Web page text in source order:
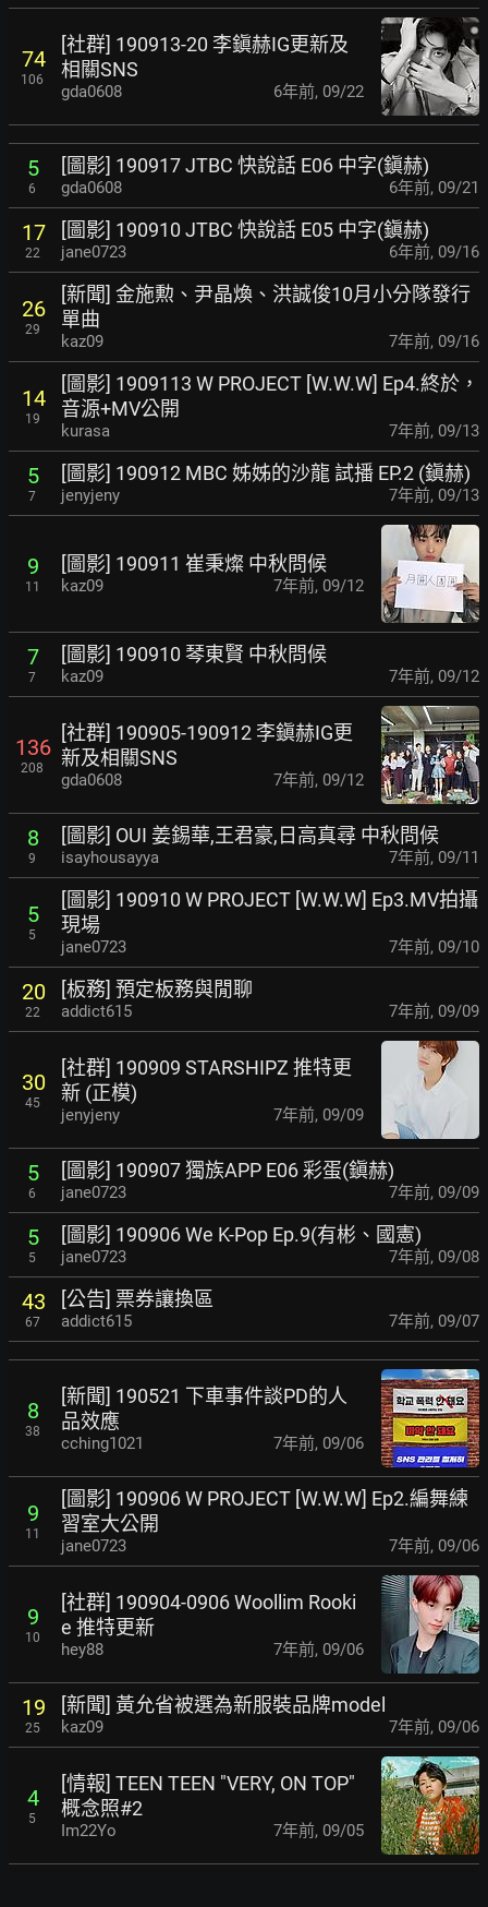
74
106
[社群] 190913-20 李鎭赫IG更新及
相關SNS
gda0608 6年前, 09/22
5
6
[圖影] 190917 JTBC 快說話 E06 中字(鎭赫)
gda0608 6年前, 09/21
17
22
[圖影] 190910 JTBC 快說話 E05 中字(鎭赫)
jane0723 6年前, 09/16
26
29
[新聞] 金施勲、尹晶煥、洪誠俊10月小分隊發行
單曲
kaz09 7年前, 09/16
14
19
[圖影] 1909113 W PROJECT [W.W.W] Ep4.終於，
音源+MV公開
kurasa 7年前, 09/13
5
7
[圖影] 190912 MBC 姊姊的沙龍 試播 EP.2 (鎭赫)
jenyjeny 7年前, 09/13
9
11
[圖影] 190911 崔秉燦 中秋問候
kaz09 7年前, 09/12
7
7
[圖影] 190910 琴東賢 中秋問候
kaz09 7年前, 09/12
136
208
[社群] 190905-190912 李鎭赫IG更
新及相關SNS
gda0608 7年前, 09/12
8
9
[圖影] OUI 姜錫華,王君豪,日高真尋 中秋問候
isayhousayya 7年前, 09/11
5
5
[圖影] 190910 W PROJECT [W.W.W] Ep3.MV拍攝
現場
jane0723 7年前, 09/10
20
22
[板務] 預定板務與閒聊
addict615 7年前, 09/09
30
45
[社群] 190909 STARSHIPZ 推特更
新 (正模)
jenyjeny 7年前, 09/09
5
6
[圖影] 190907 獨族APP E06 彩蛋(鎭赫)
jane0723 7年前, 09/09
5
5
[圖影] 190906 We K-Pop Ep.9(有彬、國憲)
jane0723 7年前, 09/08
43
67
[公告] 票券讓換區
addict615 7年前, 09/07
8
38
[新聞] 190521 下車事件談PD的人
品效應
cching1021 7年前, 09/06
9
11
[圖影] 190906 W PROJECT [W.W.W] Ep2.編舞練
習室大公開
jane0723 7年前, 09/06
9
10
[社群] 190904-0906 Woollim Rooki
e 推特更新
hey88 7年前, 09/06
19
25
[新聞] 黃允省被選為新服裝品牌model
kaz09 7年前, 09/06
4
5
[情報] TEEN TEEN "VERY, ON TOP"
概念照#2
Im22Yo 7年前, 09/05